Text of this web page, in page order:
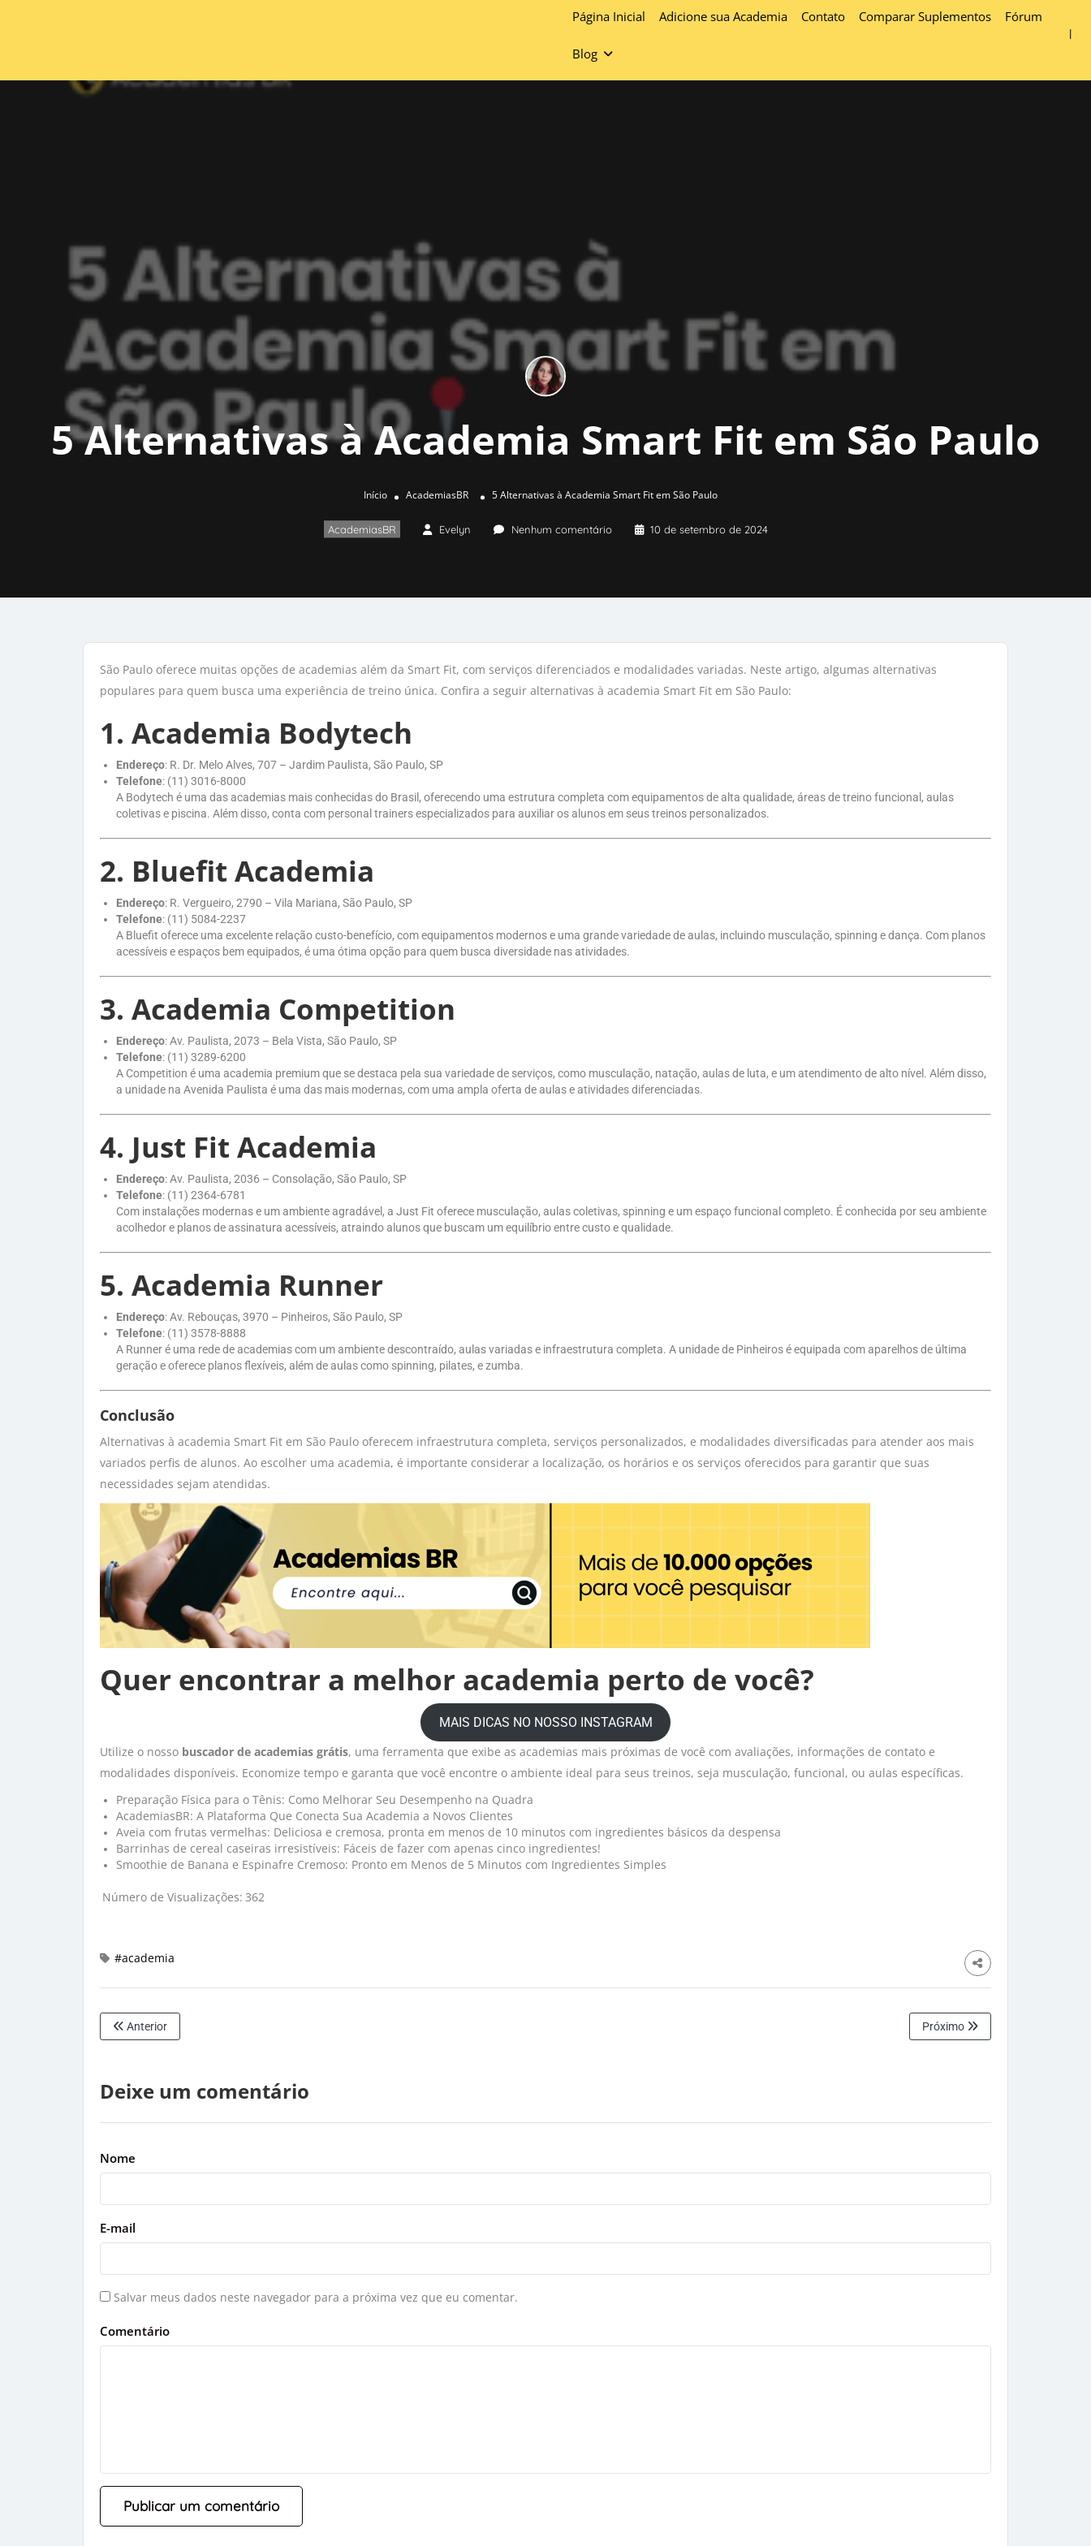
Página Inicial Adicione sua Academia Contato Comparar Suplementos Fórum
Blog
5 Alternativas à Academia Smart Fit em São Paulo
Início AcademiasBR 5 Alternativas à Academia Smart Fit em São Paulo
AcademiasBR Evelyn Nenhum comentário 10 de setembro de 2024
São Paulo oferece muitas opções de academias além da Smart Fit, com serviços diferenciados e modalidades variadas. Neste artigo, algumas alternativas
populares para quem busca uma experiência de treino única. Confira a seguir alternativas à academia Smart Fit em São Paulo:
1. Academia Bodytech
Endereço: R. Dr. Melo Alves, 707 – Jardim Paulista, São Paulo, SP
Telefone: (11) 3016-8000
A Bodytech é uma das academias mais conhecidas do Brasil, oferecendo uma estrutura completa com equipamentos de alta qualidade, áreas de treino funcional, aulas
coletivas e piscina. Além disso, conta com personal trainers especializados para auxiliar os alunos em seus treinos personalizados.
2. Bluefit Academia
Endereço: R. Vergueiro, 2790 – Vila Mariana, São Paulo, SP
Telefone: (11) 5084-2237
A Bluefit oferece uma excelente relação custo-benefício, com equipamentos modernos e uma grande variedade de aulas, incluindo musculação, spinning e dança. Com planos
acessíveis e espaços bem equipados, é uma ótima opção para quem busca diversidade nas atividades.
3. Academia Competition
Endereço: Av. Paulista, 2073 – Bela Vista, São Paulo, SP
Telefone: (11) 3289-6200
A Competition é uma academia premium que se destaca pela sua variedade de serviços, como musculação, natação, aulas de luta, e um atendimento de alto nível. Além disso,
a unidade na Avenida Paulista é uma das mais modernas, com uma ampla oferta de aulas e atividades diferenciadas.
4. Just Fit Academia
Endereço: Av. Paulista, 2036 – Consolação, São Paulo, SP
Telefone: (11) 2364-6781
Com instalações modernas e um ambiente agradável, a Just Fit oferece musculação, aulas coletivas, spinning e um espaço funcional completo. É conhecida por seu ambiente
acolhedor e planos de assinatura acessíveis, atraindo alunos que buscam um equilíbrio entre custo e qualidade.
5. Academia Runner
Endereço: Av. Rebouças, 3970 – Pinheiros, São Paulo, SP
Telefone: (11) 3578-8888
A Runner é uma rede de academias com um ambiente descontraído, aulas variadas e infraestrutura completa. A unidade de Pinheiros é equipada com aparelhos de última
geração e oferece planos flexíveis, além de aulas como spinning, pilates, e zumba.
Conclusão
Alternativas à academia Smart Fit em São Paulo oferecem infraestrutura completa, serviços personalizados, e modalidades diversificadas para atender aos mais
variados perfis de alunos. Ao escolher uma academia, é importante considerar a localização, os horários e os serviços oferecidos para garantir que suas
necessidades sejam atendidas.
Quer encontrar a melhor academia perto de você?
MAIS DICAS NO NOSSO INSTAGRAM
Utilize o nosso buscador de academias grátis, uma ferramenta que exibe as academias mais próximas de você com avaliações, informações de contato e
modalidades disponíveis. Economize tempo e garanta que você encontre o ambiente ideal para seus treinos, seja musculação, funcional, ou aulas específicas.
Preparação Física para o Tênis: Como Melhorar Seu Desempenho na Quadra
AcademiasBR: A Plataforma Que Conecta Sua Academia a Novos Clientes
Aveia com frutas vermelhas: Deliciosa e cremosa, pronta em menos de 10 minutos com ingredientes básicos da despensa
Barrinhas de cereal caseiras irresistíveis: Fáceis de fazer com apenas cinco ingredientes!
Smoothie de Banana e Espinafre Cremoso: Pronto em Menos de 5 Minutos com Ingredientes Simples
Número de Visualizações: 362
#academia
Anterior Próximo
Deixe um comentário
Nome
E-mail
Salvar meus dados neste navegador para a próxima vez que eu comentar.
Comentário